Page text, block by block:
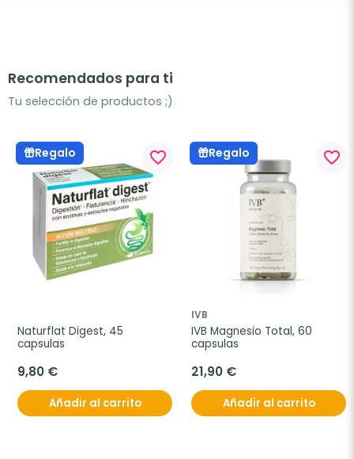
Recomendados para ti
Tu selección de productos ;)
Regalo favorite_border
Naturflat Digest, 45
capsulas
9,80 €
Añadir al carrito
Regalo favorite_border
IVB
IVB Magnesio Total, 60
capsulas
21,90 €
Añadir al carrito